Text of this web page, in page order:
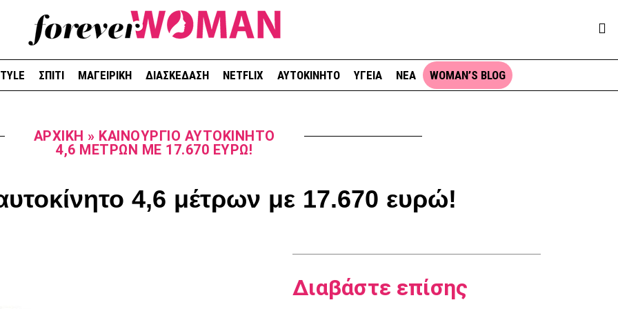
ΣΠΙΤΙ ΜΑΓΕΙΡΙΚΗ ΔΙΑΣΚΕΔΑΣΗ NETFLIX ΑΥΤΟΚΙΝΗΤΟ ΥΓΕΙΑ ΝΕΑ WOMAN’S BLOG
ΑΡΧΙΚΉ » ΚΑΙΝΟΎΡΓΙΟ ΑΥΤΟΚΊΝΗΤΟ
4,6 ΜΈΤΡΩΝ ΜΕ 17.670 ΕΥΡΏ!
4,6 μέτρων με 17.670 ευρώ!
Διαβάστε επίσης